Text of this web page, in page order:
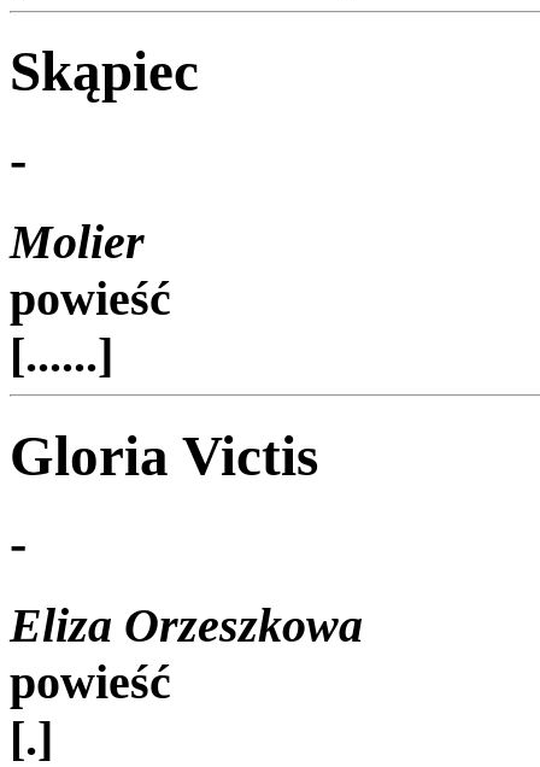
Skąpiec
-
Molier
powieść
[......]
Gloria Victis
-
Eliza Orzeszkowa
powieść
[.]